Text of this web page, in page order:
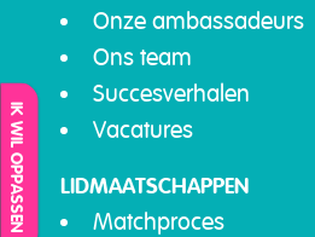
IK WIL OPPASSEN
Onze ambassadeurs
Ons team
Succesverhalen
Vacatures
LIDMAATSCHAPPEN
Matchproces